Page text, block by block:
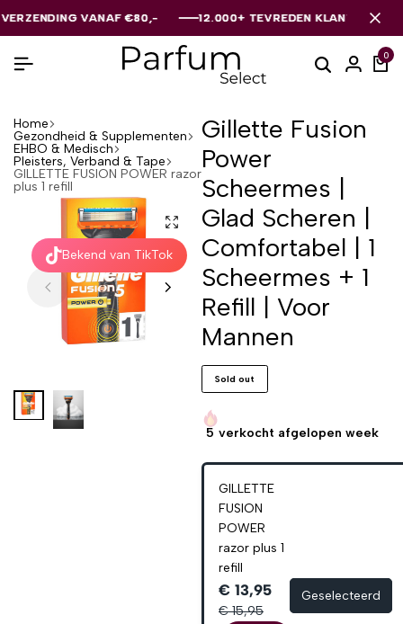
VANAF €80,- 12.000+ TEVREDEN KLANTEN
VANAF €80,- 12.000+ TEVREDEN KLANTEN
VANAF €80,- 12.000+ TEVREDEN KLANTEN
0
Home
Gezondheid & Supplementen
EHBO & Medisch
Pleisters, Verband & Tape
GILLETTE FUSION POWER razor
plus 1 refill
Bekend van TikTok
Gillette Fusion
Power
Scheermes |
Glad Scheren |
Comfortabel | 1
Scheermes + 1
Refill | Voor
Mannen
Sold out
5 verkocht afgelopen week
GILLETTE
FUSION
POWER
razor plus 1
refill
€ 13,95
€ 15,95
Geselecteerd